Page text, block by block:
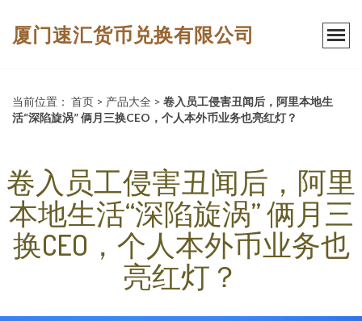
厦门速汇货币兑换有限公司
当前位置： 首页 > 产品大全 > 卷入员工侵害丑闻后，阿里本地生
活“深陷旋涡” 俩月三换CEO，个人本外币业务也亮红灯？
卷入员工侵害丑闻后，阿里
本地生活“深陷旋涡” 俩月三
换CEO，个人本外币业务也
亮红灯？